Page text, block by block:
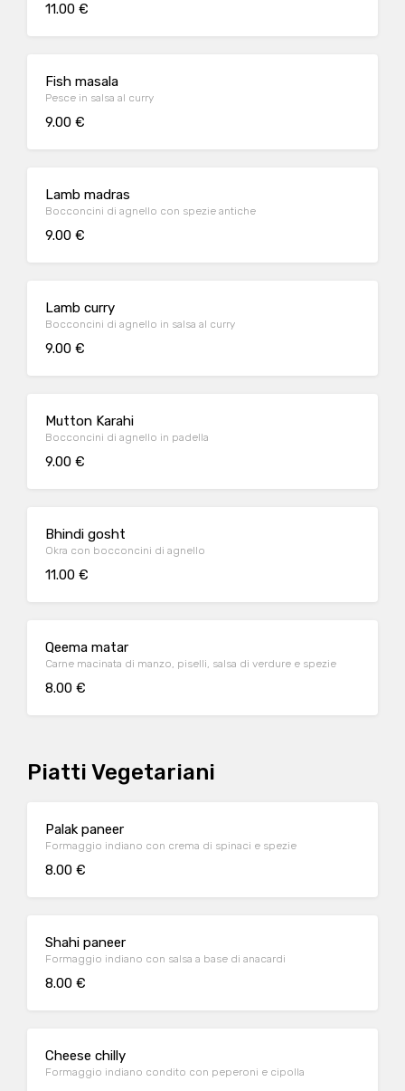
11.00 €
Fish masala
Pesce in salsa al curry
9.00 €
Lamb madras
Bocconcini di agnello con spezie antiche
9.00 €
Lamb curry
Bocconcini di agnello in salsa al curry
9.00 €
Mutton Karahi
Bocconcini di agnello in padella
9.00 €
Bhindi gosht
Okra con bocconcini di agnello
11.00 €
Qeema matar
Carne macinata di manzo, piselli, salsa di verdure e spezie
8.00 €
Piatti Vegetariani
Palak paneer
Formaggio indiano con crema di spinaci e spezie
8.00 €
Shahi paneer
Formaggio indiano con salsa a base di anacardi
8.00 €
Cheese chilly
Formaggio indiano condito con peperoni e cipolla